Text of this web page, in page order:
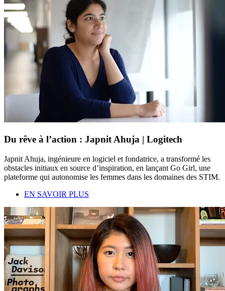
Du rêve à l’action : Japnit Ahuja | Logitech
Japnit Ahuja, ingénieure en logiciel et fondatrice, a transformé les
obstacles initiaux en source d’inspiration, en lançant Go Girl, une
plateforme qui autonomise les femmes dans les domaines des STIM.
EN SAVOIR PLUS